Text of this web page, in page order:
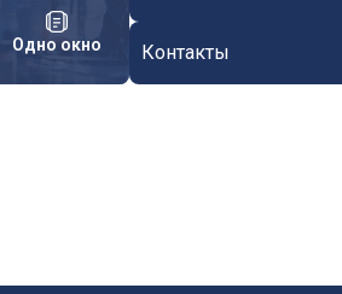
Одно окно Контакты